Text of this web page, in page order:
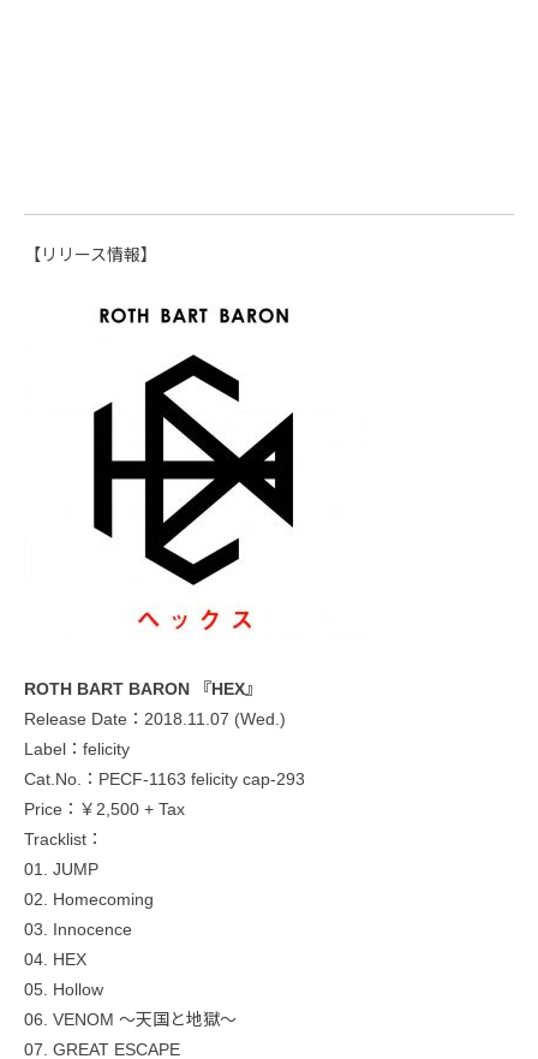
【リリース情報】
ROTH BART BARON 『HEX』
Release Date：2018.11.07 (Wed.)
Label：felicity
Cat.No.：PECF-1163 felicity cap-293
Price：￥2,500 + Tax
Tracklist：
01. JUMP
02. Homecoming
03. Innocence
04. HEX
05. Hollow
06. VENOM 〜天国と地獄〜
07. GREAT ESCAPE